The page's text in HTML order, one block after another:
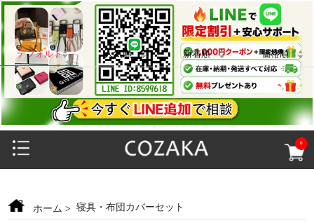
0
デフォルト 人気順 新着順 価格順
ホーム > 寝具・布団カバーセット